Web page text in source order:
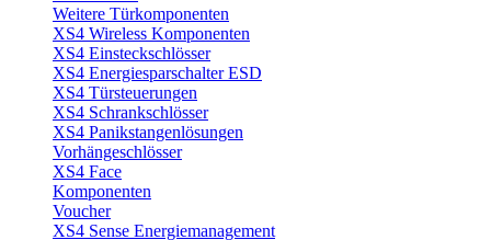
Weitere Türkomponenten
XS4 Wireless Komponenten
XS4 Einsteckschlösser
XS4 Energiesparschalter ESD
XS4 Türsteuerungen
XS4 Schrankschlösser
XS4 Panikstangenlösungen
Vorhängeschlösser
XS4 Face
Komponenten
Voucher
XS4 Sense Energiemanagement